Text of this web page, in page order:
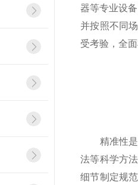
器等专业设
并按照不同
受考验，全
精准性是其
法等科学方
细节制定规